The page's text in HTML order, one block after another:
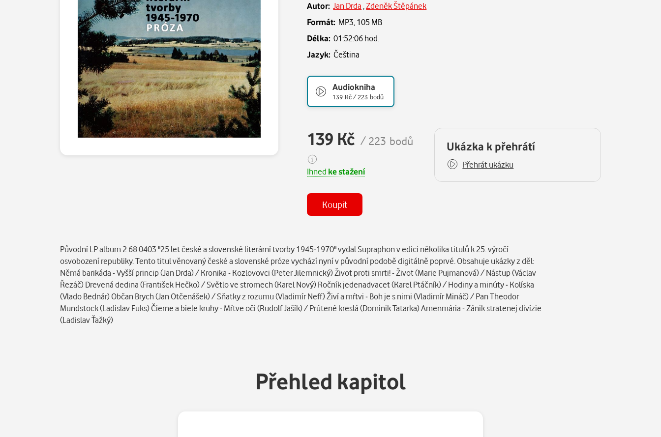
Autor: Jan Drda ,Zdeněk Štěpánek
Formát: MP3, 105 MB
Délka: 01:52:06 hod.
Jazyk: Čeština
Audiokniha
139 Kč / 223 bodů
139 Kč / 223 bodů
Ihned ke stažení
Koupit
Ukázka k přehrátí
Přehrát ukázku
Původní LP album 2 68 0403 "25 let české a slovenské literární tvorby 1945-1970" vydal Supraphon v edici několika titulů k 25. výročí
osvobození republiky. Tento titul věnovaný české a slovenské próze vychází nyní v původní podobě digitálně poprvé. Obsahuje ukázky z děl:
Němá barikáda - Vyšší princip (Jan Drda) / Kronika - Kozlovovci (Peter Jilemnický) Život proti smrti! - Život (Marie Pujmanová) / Nástup (Václav
Řezáč) Drevená dedina (František Hečko) / Světlo ve stromech (Karel Nový) Ročník jedenadvacet (Karel Ptáčník) / Hodiny a minúty - Kolíska
(Vlado Bednár) Občan Brych (Jan Otčenášek) / Sňatky z rozumu (Vladimír Neff) Živí a mŕtvi - Boh je s nimi (Vladimír Mináč) / Pan Theodor
Mundstock (Ladislav Fuks) Čierne a biele kruhy - Mŕtve oči (Rudolf Jašík) / Prútené kreslá (Dominik Tatarka) Amenmária - Zánik stratenej divízie
(Ladislav Ťažký)
Přehled kapitol